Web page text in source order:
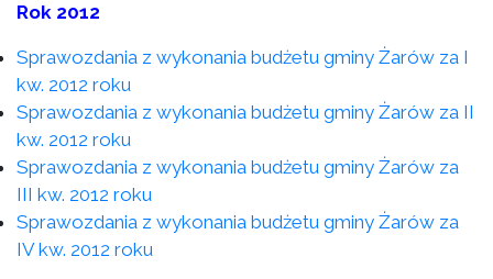
Rok 2012
Sprawozdania z wykonania budżetu gminy Żarów za I
kw. 2012 roku
Sprawozdania z wykonania budżetu gminy Żarów za II
kw. 2012 roku
Sprawozdania z wykonania budżetu gminy Żarów za
III kw. 2012 roku
Sprawozdania z wykonania budżetu gminy Żarów za
IV kw. 2012 roku